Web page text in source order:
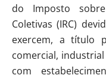
do Imposto
Coletivas (IRC)
exercem, a título
comercial,
com